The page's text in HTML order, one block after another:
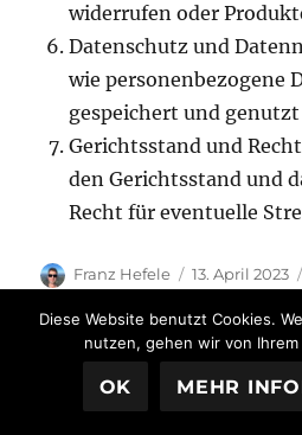
widerrufen oder
Datenschutz und
wie personenbezogene
gespeichert und
Gerichtsstand und
den Gerichtsstand und
Recht für eventuelle
Autor
Franz Hefele
Veröffentlicht
13. April 2023
Übersetzer
Den Vertrag
Diese Website benutzt Cookies.
nutzen, gehen wir von
OK MEHR